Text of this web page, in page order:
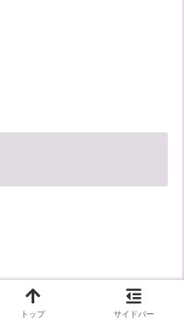
トップ サイドバー